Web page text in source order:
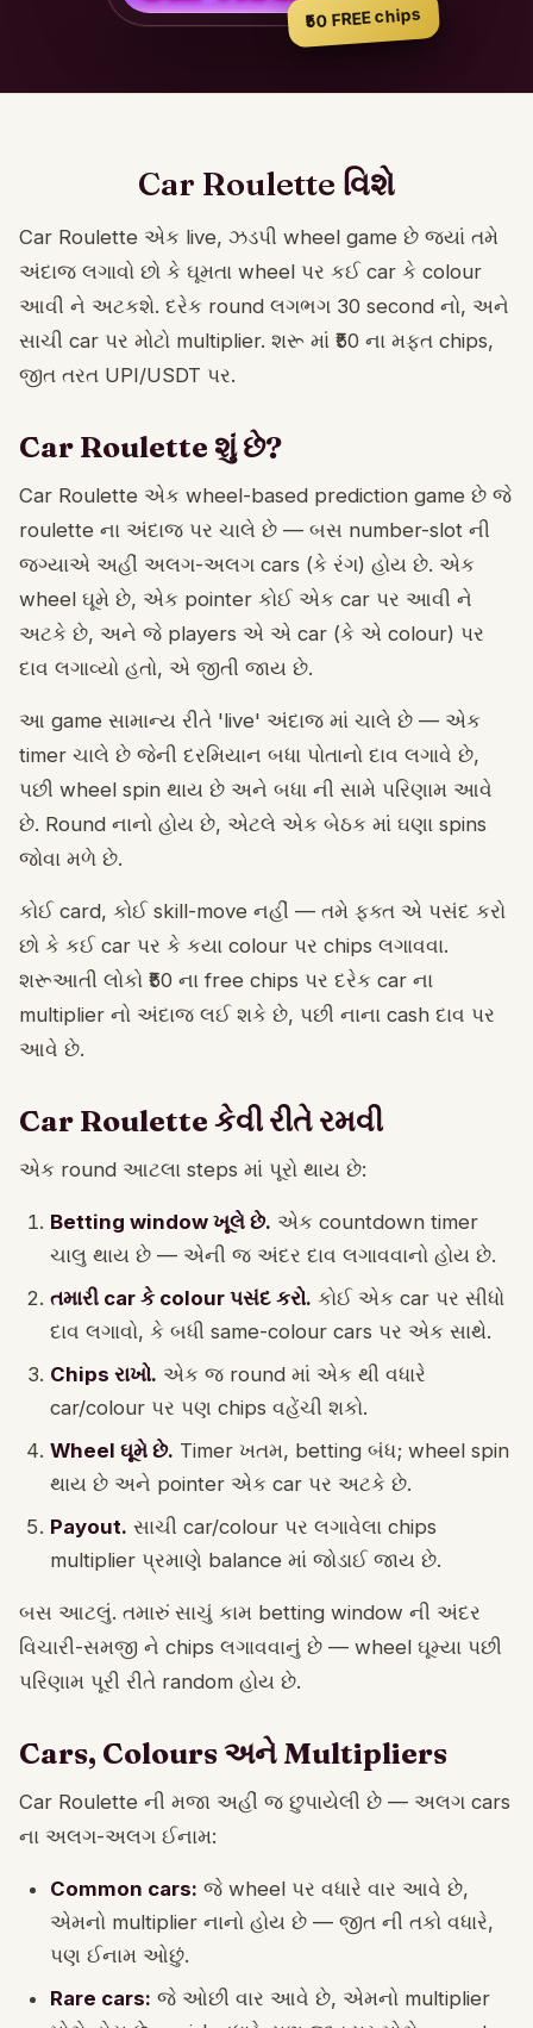
₹50 FREE chips
Car Roulette વિશે
Car Roulette એક live, ઝડપી wheel game છે જ્યાં તમે
અંદાજ લગાવો છો કે ઘૂમતા wheel પર કઈ car કે colour
આવી ને અટકશે. દરેક round લગભગ 30 second નો, અને
સાચી car પર મોટો multiplier. શરૂ માં ₹50 ના મફત chips,
જીત તરત UPI/USDT પર.
Car Roulette શું છે?
Car Roulette એક wheel-based prediction game છે જે
roulette ના અંદાજ પર ચાલે છે — બસ number-slot ની
જગ્યાએ અહીં અલગ-અલગ cars (કે રંગ) હોય છે. એક
wheel ઘૂમે છે, એક pointer કોઈ એક car પર આવી ને
અટકે છે, અને જે players એ એ car (કે એ colour) પર
દાવ લગાવ્યો હતો, એ જીતી જાય છે.
આ game સામાન્ય રીતે 'live' અંદાજ માં ચાલે છે — એક
timer ચાલે છે જેની દરમિયાન બધા પોતાનો દાવ લગાવે છે,
પછી wheel spin થાય છે અને બધા ની સામે પરિણામ આવે
છે. Round નાનો હોય છે, એટલે એક બેઠક માં ઘણા spins
જોવા મળે છે.
કોઈ card, કોઈ skill-move નહીં — તમે ફક્ત એ પસંદ કરો
છો કે કઈ car પર કે કયા colour પર chips લગાવવા.
શરૂઆતી લોકો ₹50 ના free chips પર દરેક car ના
multiplier નો અંદાજ લઈ શકે છે, પછી નાના cash દાવ પર
આવે છે.
Car Roulette કેવી રીતે રમવી
એક round આટલા steps માં પૂરો થાય છે:
Betting window ખૂલે છે. એક countdown timer
ચાલુ થાય છે — એની જ અંદર દાવ લગાવવાનો હોય છે.
તમારી car કે colour પસંદ કરો. કોઈ એક car પર સીધો
દાવ લગાવો, કે બધી same-colour cars પર એક સાથે.
Chips રાખો. એક જ round માં એક થી વધારે
car/colour પર પણ chips વહેંચી શકો.
Wheel ઘૂમે છે. Timer ખતમ, betting બંધ; wheel spin
થાય છે અને pointer એક car પર અટકે છે.
Payout. સાચી car/colour પર લગાવેલા chips
multiplier પ્રમાણે balance માં જોડાઈ જાય છે.
બસ આટલું. તમારું સાચું કામ betting window ની અંદર
વિચારી-સમજી ને chips લગાવવાનું છે — wheel ઘૂમ્યા પછી
પરિણામ પૂરી રીતે random હોય છે.
Cars, Colours અને Multipliers
Car Roulette ની મજા અહીં જ છુપાયેલી છે — અલગ cars
ના અલગ-અલગ ઈનામ:
Common cars: જે wheel પર વધારે વાર આવે છે,
એમનો multiplier નાનો હોય છે — જીત ની તકો વધારે,
પણ ઈનામ ઓછું.
Rare cars: જે ઓછી વાર આવે છે, એમનો multiplier